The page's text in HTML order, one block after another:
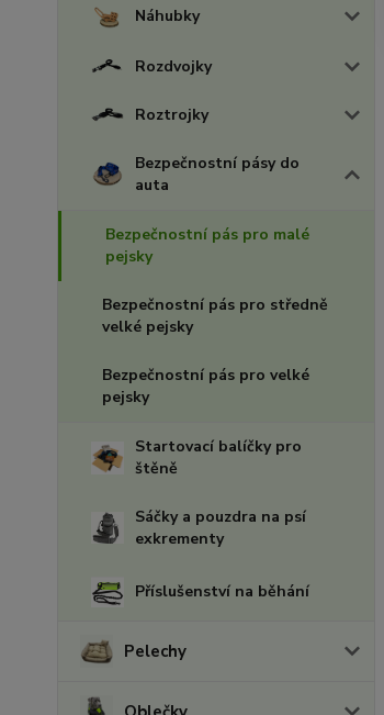
Náhubky
Rozdvojky
Roztrojky
Bezpečnostní pásy do
auta
Bezpečnostní pás pro malé
pejsky
Bezpečnostní pás pro středně
velké pejsky
Bezpečnostní pás pro velké
pejsky
Startovací balíčky pro
štěně
Sáčky a pouzdra na psí
exkrementy
Příslušenství na běhání
Pelechy